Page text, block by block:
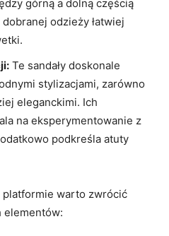
górną a dolną częścią
odzieży łatwiej
Te sandały doskonale
stylizacjami, zarówno
eleganckimi. Ich
na eksperymentowanie z
podkreśla atuty
platformie warto zwrócić
elementów: